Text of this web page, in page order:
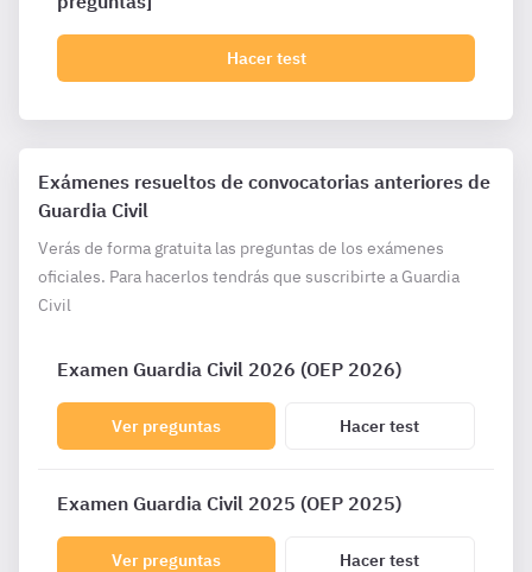
Hacer test
Exámenes resueltos de convocatorias anteriores de
Guardia Civil
Verás de forma gratuita las preguntas de los exámenes
oficiales. Para hacerlos tendrás que suscribirte a Guardia
Civil
Examen Guardia Civil 2026 (OEP 2026)
Ver preguntas Hacer test
Examen Guardia Civil 2025 (OEP 2025)
Ver preguntas Hacer test